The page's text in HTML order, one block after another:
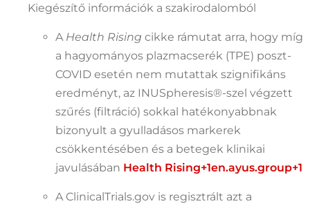
Kiegészítő információk a szakirodalomból
A Health Rising cikke rámutat arra, hogy míg
a hagyományos plazmacserék (TPE) poszt-
COVID esetén nem mutattak szignifikáns
eredményt, az INUSpheresis®-szel végzett
szűrés (filtráció) sokkal hatékonyabbnak
bizonyult a gyulladásos markerek
csökkentésében és a betegek klinikai
javulásában Health Rising+1en.ayus.group+1
A ClinicalTrials.gov is regisztrált azt a